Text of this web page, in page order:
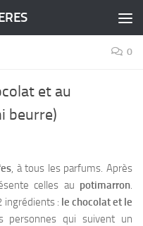
0
et au
beurre)
, à tous les parfums. Après
celles au potimarron.
ingrédients : le chocolat et le
personnes qui suivent un